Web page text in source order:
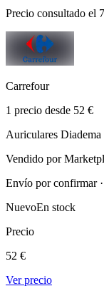
Precio consultado el
Carrefour
1 precio desde 52 €
Auriculares
Vendido por
Envío por confirmar
NuevoEn stock
Precio
52 €
Ver precio